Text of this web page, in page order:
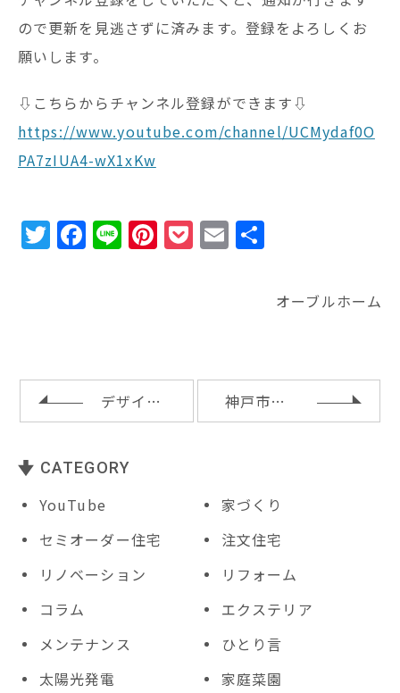
ので更新を見逃さずに済みます。登録をよろしくお
願いします。
⇩こちらからチャンネル登録ができます⇩
https://www.youtube.com/channel/UCMydaf0O
PA7zIUA4-wX1xKw
T F
o
o
k
Li Pi
st
P
t
E
オーブルホーム
デザインタイルと設備器具付け 神戸市垂水区Ｆ様邸の基礎工事完了
CATEGORY
YouTube
家づくり
セミオーダー住宅
注文住宅
リノベーション
リフォーム
コラム
エクステリア
メンテナンス
ひとり言
太陽光発電
家庭菜園